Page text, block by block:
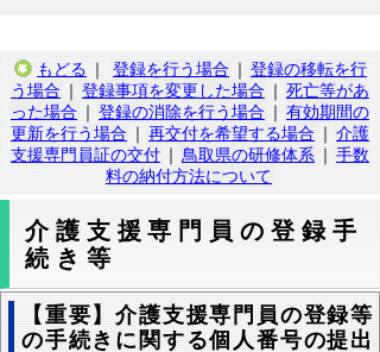
もどる ｜ 登録を行う場合 ｜ 登録の移転を行
う場合 ｜ 登録事項を変更した場合 ｜ 死亡等があ
った場合 ｜ 登録の消除を行う場合 ｜ 有効期間の
更新を行う場合 ｜ 再交付を希望する場合 ｜ 介護
支援専門員証の交付 ｜ 鳥取県の研修体系 ｜ 手数
料の納付方法について
介護支援専門員の登録手
続き等
【重要】介護支援専門員の登録等
の手続きに関する個人番号の提出